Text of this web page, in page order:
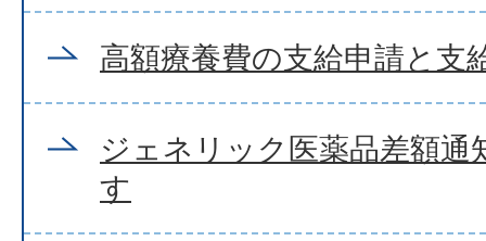
高額療養費の支給申請と支
ジェネリック医薬品差額通
す